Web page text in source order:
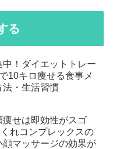
る
！ダイエットトレー
10キロ痩せる食事メ
法・生活習慣
痩せは即効性がスゴ
れコンプレックスの
顔マッサージの効果が